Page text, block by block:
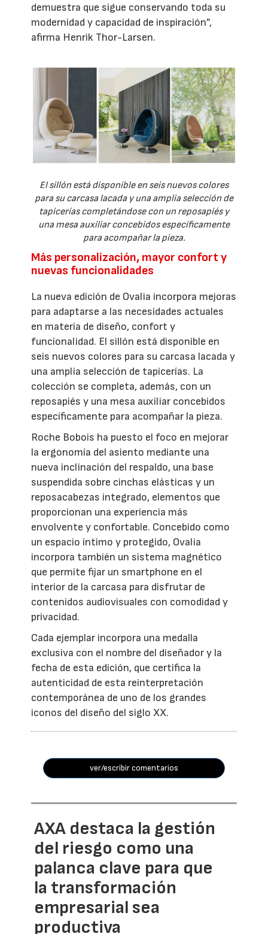
demuestra que sigue conservando toda su
modernidad y capacidad de inspiración”,
afirma Henrik Thor-Larsen.
El sillón está disponible en seis nuevos colores
para su carcasa lacada y una amplia selección de
tapicerías completándose con un reposapiés y
una mesa auxiliar concebidos específicamente
para acompañar la pieza.
Más personalización, mayor confort y
nuevas funcionalidades
La nueva edición de Ovalia incorpora mejoras
para adaptarse a las necesidades actuales
en materia de diseño, confort y
funcionalidad. El sillón está disponible en
seis nuevos colores para su carcasa lacada y
una amplia selección de tapicerías. La
colección se completa, además, con un
reposapiés y una mesa auxiliar concebidos
específicamente para acompañar la pieza.
Roche Bobois ha puesto el foco en mejorar
la ergonomía del asiento mediante una
nueva inclinación del respaldo, una base
suspendida sobre cinchas elásticas y un
reposacabezas integrado, elementos que
proporcionan una experiencia más
envolvente y confortable. Concebido como
un espacio íntimo y protegido, Ovalia
incorpora también un sistema magnético
que permite fijar un smartphone en el
interior de la carcasa para disfrutar de
contenidos audiovisuales con comodidad y
privacidad.
Cada ejemplar incorpora una medalla
exclusiva con el nombre del diseñador y la
fecha de esta edición, que certifica la
autenticidad de esta reinterpretación
contemporánea de uno de los grandes
iconos del diseño del siglo XX.
ver/escribir comentarios
AXA destaca la gestión
del riesgo como una
palanca clave para que
la transformación
empresarial sea
productiva